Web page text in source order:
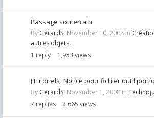
Passage souterrain
By GerardS, November 10, 2008 in
autres objets.
1 reply 1,953 views
[Tutoriels] Notice pour fichier outil
By GerardS, November 1, 2008 in
7 replies 2,665 views